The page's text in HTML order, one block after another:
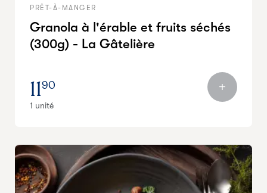
PRÊT-À-MANGER
Granola à l'érable et fruits séchés
(300g) - La Gâtelière
1190
1 unité